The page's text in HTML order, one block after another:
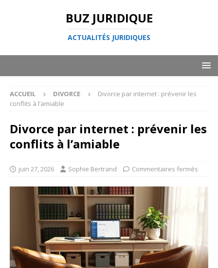
BUZ JURIDIQUE
ACTUALITÉS JURIDIQUES
ACCUEIL DIVORCE
Divorce par internet : prévenir les
conflits à l’amiable
Divorce par internet : prévenir les
conflits à l’amiable
juin 27, 2026 Sophie Bertrand Commentaires fermés